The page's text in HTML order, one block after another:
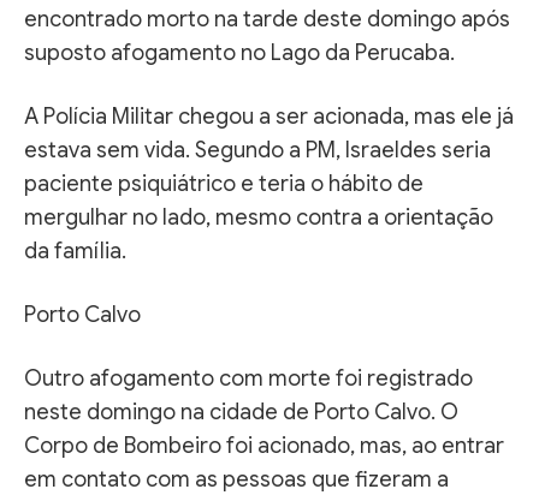
encontrado morto na tarde deste domingo após
suposto afogamento no Lago da Perucaba.
A Polícia Militar chegou a ser acionada, mas ele já
estava sem vida. Segundo a PM, Israeldes seria
paciente psiquiátrico e teria o hábito de
mergulhar no lado, mesmo contra a orientação
da família.
Porto Calvo
Outro afogamento com morte foi registrado
neste domingo na cidade de Porto Calvo. O
Corpo de Bombeiro foi acionado, mas, ao entrar
em contato com as pessoas que fizeram a